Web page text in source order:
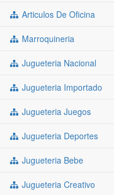
Articulos De Oficina
Marroquineria
Jugueteria Nacional
Jugueteria Importado
Jugueteria Juegos
Jugueteria Deportes
Jugueteria Bebe
Jugueteria Creativo